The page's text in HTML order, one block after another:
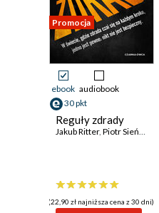
Promocja
ebook audiobook
30 pkt
Reguły zdrady
Jakub Ritter, Piotr Sieńko
(22,90 zł najniższa cena z 30 dni)